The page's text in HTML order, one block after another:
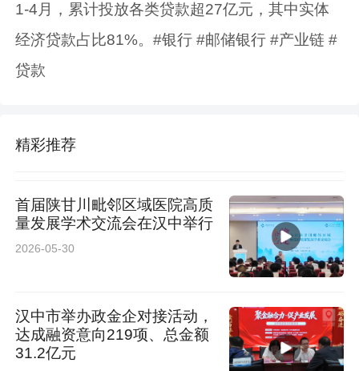
1-4月，累计投放各类贷款超27亿元，其中实体
经济贷款占比81%。#银行 #邮储银行 #产业链 #
贷款
精彩推荐
首届陕甘川毗邻区域医院高质
量发展学术交流会在汉中举行
2026-05-30
汉中市举办政金企对接活动，
达成融资意向219项、总金额
31.2亿元